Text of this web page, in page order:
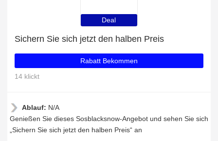
Deal
Sichern Sie sich jetzt den halben Preis
Rabatt Bekommen
14 klickt
Ablauf: N/A
Genießen Sie dieses Sosblacksnow-Angebot und sehen Sie sich
„Sichern Sie sich jetzt den halben Preis“ an